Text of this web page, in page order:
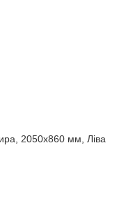
2050х860 мм, Ліва